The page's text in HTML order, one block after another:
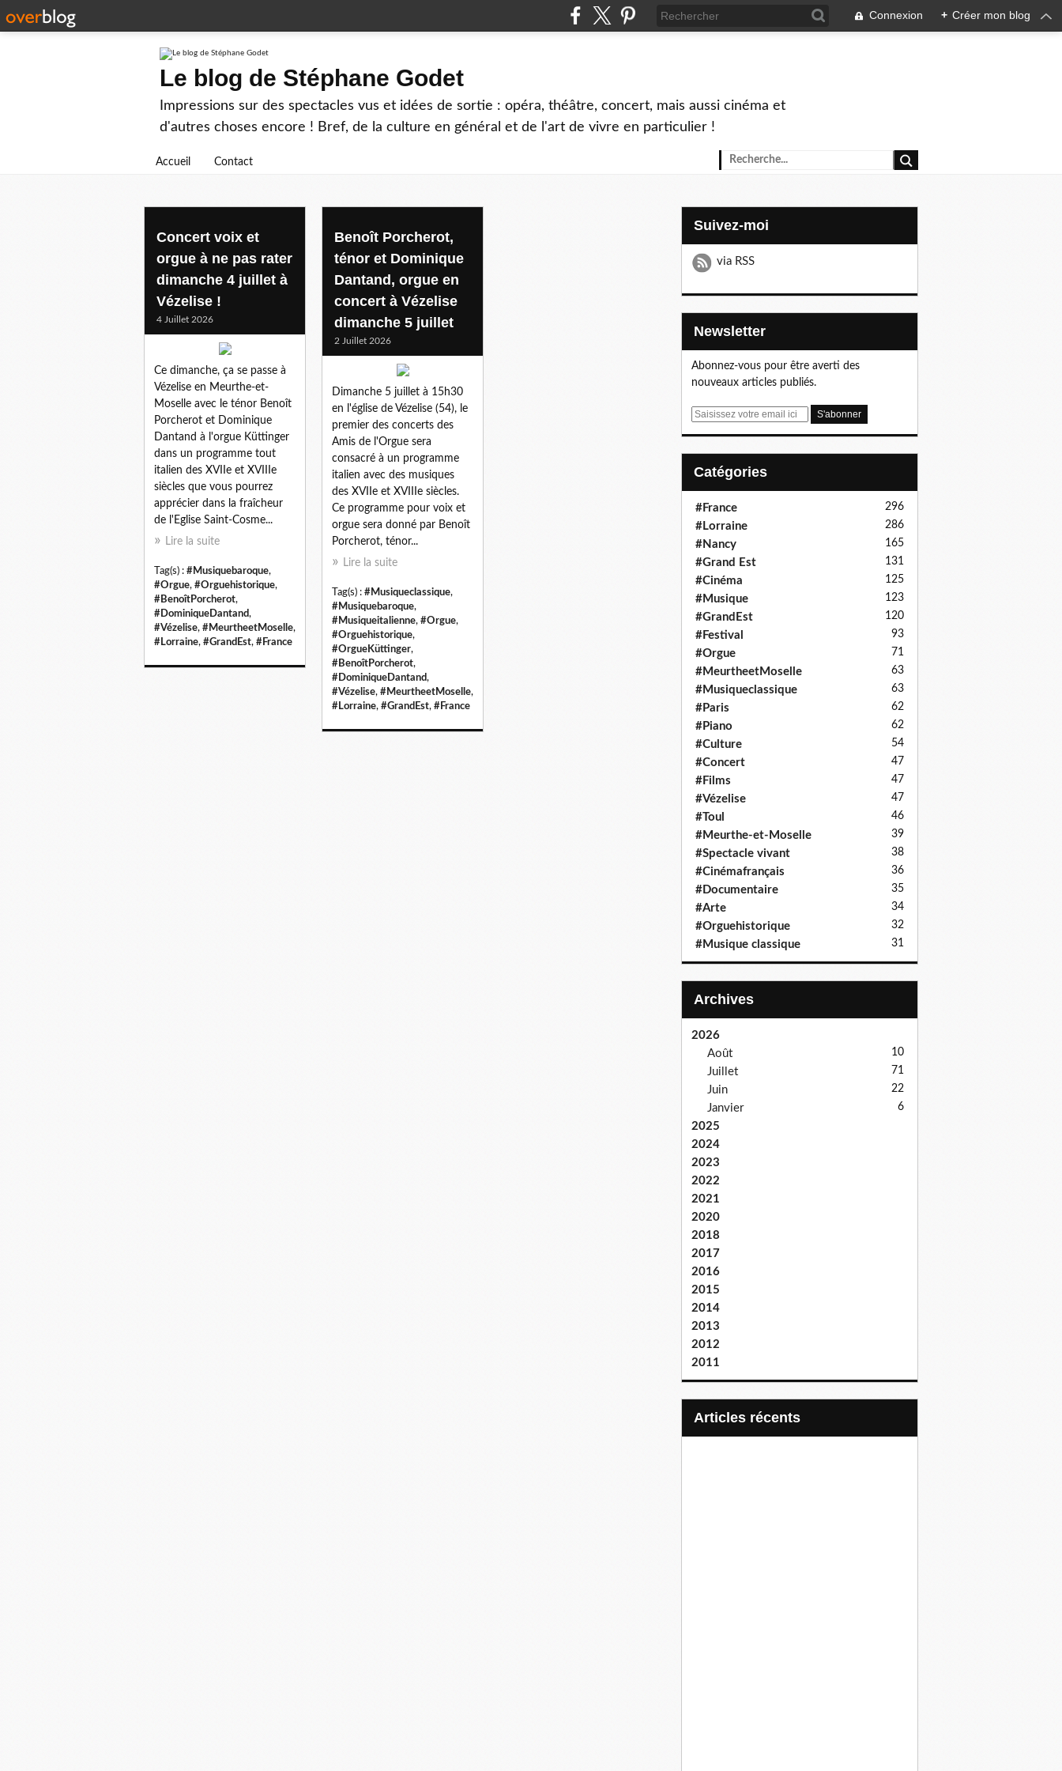
Connexion + Créer mon blog
Le blog de Stéphane Godet
Impressions sur des spectacles vus et idées de sortie : opéra, théâtre, concert, mais aussi cinéma et
d'autres choses encore ! Bref, de la culture en général et de l'art de vivre en particulier !
Accueil Contact
benoitporcherot
Concert voix et
orgue à ne pas rater
dimanche 4 juillet à
Vézelise !
4 Juillet 2026
Ce dimanche, ça se passe à
Vézelise en Meurthe-et-
Moselle avec le ténor Benoît
Porcherot et Dominique
Dantand à l'orgue Küttinger
dans un programme tout
italien des XVIIe et XVIIIe
siècles que vous pourrez
apprécier dans la fraîcheur
de l'Eglise Saint-Cosme...
Lire la suite
Tag(s) : #Musiquebaroque,
#Orgue, #Orguehistorique,
#BenoîtPorcherot,
#DominiqueDantand,
#Vézelise, #MeurtheetMoselle,
#Lorraine, #GrandEst, #France
Benoît Porcherot,
ténor et Dominique
Dantand, orgue en
concert à Vézelise
dimanche 5 juillet
2 Juillet 2026
Dimanche 5 juillet à 15h30
en l'église de Vézelise (54), le
premier des concerts des
Amis de l'Orgue sera
consacré à un programme
italien avec des musiques
des XVIIe et XVIIIe siècles.
Ce programme pour voix et
orgue sera donné par Benoît
Porcherot, ténor...
Lire la suite
Tag(s) : #Musiqueclassique,
#Musiquebaroque,
#Musiqueitalienne, #Orgue,
#Orguehistorique,
#OrgueKüttinger,
#BenoîtPorcherot,
#DominiqueDantand,
#Vézelise, #MeurtheetMoselle,
#Lorraine, #GrandEst, #France
Suivez-moi
via RSS
Newsletter
Abonnez-vous pour être averti des
nouveaux articles publiés.
E
Catégories
#France 296
#Lorraine 286
#Nancy 165
#Grand Est 131
#Cinéma 125
#Musique 123
#GrandEst 120
#Festival 93
#Orgue 71
#MeurtheetMoselle 63
#Musiqueclassique 63
#Paris 62
#Piano 62
#Culture 54
#Concert 47
#Films 47
#Vézelise 47
#Toul 46
#Meurthe-et-Moselle 39
#Spectacle vivant 38
#Cinémafrançais 36
#Documentaire 35
#Arte 34
#Orguehistorique 32
#Musique classique 31
Archives
2026
Août
10
Juillet 71
Juin 22
Janvier 6
2025
2024
2023
2022
2021
2020
2018
2017
2016
2015
2014
2013
2012
2011
articles récents